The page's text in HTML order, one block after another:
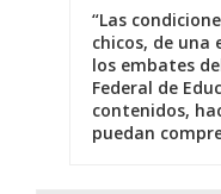
“Las
chicos, de una
los embates
Federal de
contenidos,
puedan